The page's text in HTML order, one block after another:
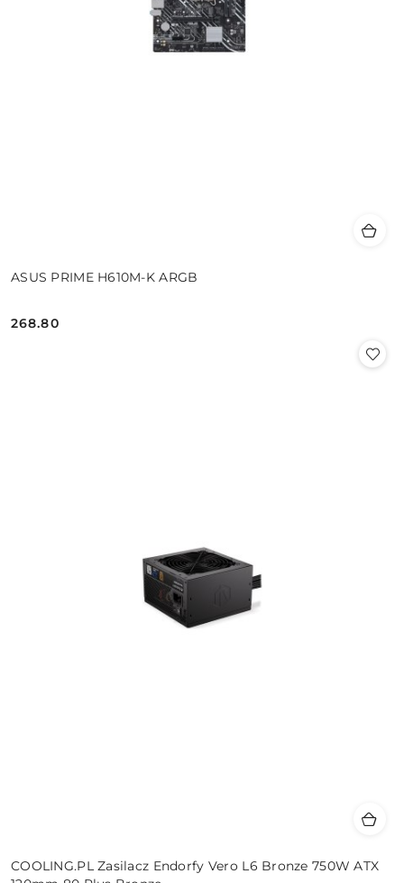
ASUS PRIME H610M-K ARGB
Cena:
268.80
COOLING.PL Zasilacz Endorfy Vero L6 Bronze 750W ATX